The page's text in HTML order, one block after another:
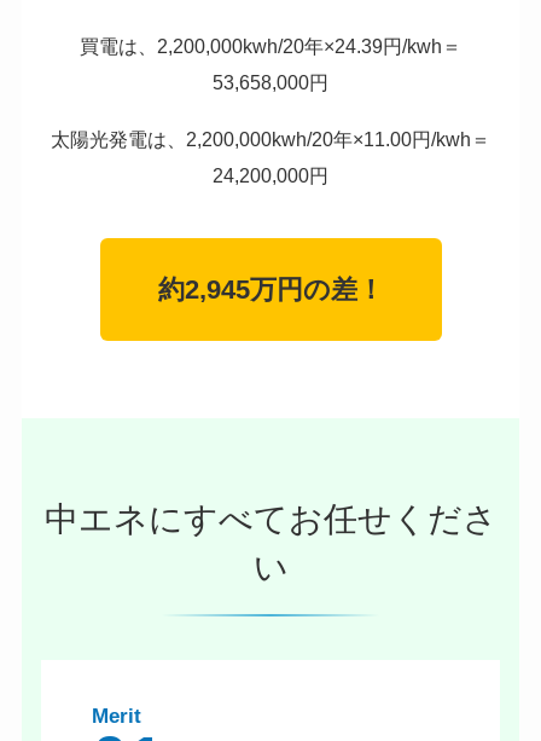
買電は、2,200,000kwh/20年×24.39円/kwh＝
53,658,000円
太陽光発電は、2,200,000kwh/20年×11.00円/kwh＝
24,200,000円
約2,945万円の差！
中エネにすべてお任せくださ
い
Merit